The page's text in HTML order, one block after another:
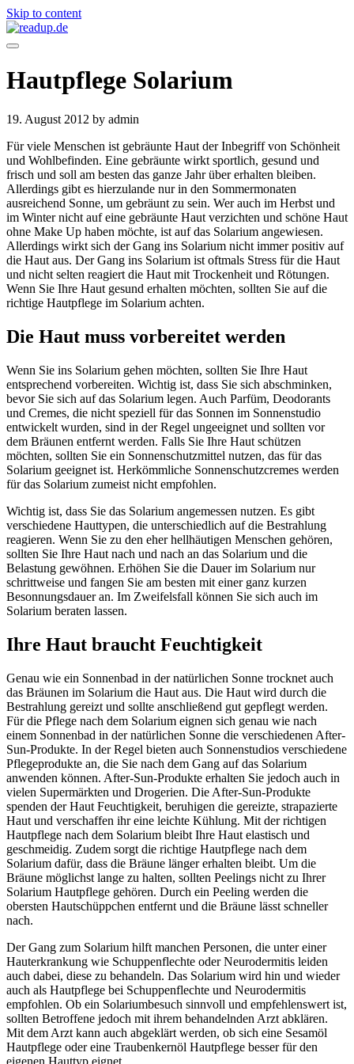
Skip to content
Hautpflege Solarium
19. August 2012 by admin
Für viele Menschen ist gebräunte Haut der Inbegriff von Schönheit
und Wohlbefinden. Eine gebräunte wirkt sportlich, gesund und
frisch und soll am besten das ganze Jahr über erhalten bleiben.
Allerdings gibt es hierzulande nur in den Sommermonaten
ausreichend Sonne, um gebräunt zu sein. Wer auch im Herbst und
im Winter nicht auf eine gebräunte Haut verzichten und schöne Haut
ohne Make Up haben möchte, ist auf das Solarium angewiesen.
Allerdings wirkt sich der Gang ins Solarium nicht immer positiv auf
die Haut aus. Der Gang ins Solarium ist oftmals Stress für die Haut
und nicht selten reagiert die Haut mit Trockenheit und Rötungen.
Wenn Sie Ihre Haut gesund erhalten möchten, sollten Sie auf die
richtige Hautpflege im Solarium achten.
Die Haut muss vorbereitet werden
Wenn Sie ins Solarium gehen möchten, sollten Sie Ihre Haut
entsprechend vorbereiten. Wichtig ist, dass Sie sich abschminken,
bevor Sie sich auf das Solarium legen. Auch Parfüm, Deodorants
und Cremes, die nicht speziell für das Sonnen im Sonnenstudio
entwickelt wurden, sind in der Regel ungeeignet und sollten vor
dem Bräunen entfernt werden. Falls Sie Ihre Haut schützen
möchten, sollten Sie ein Sonnenschutzmittel nutzen, das für das
Solarium geeignet ist. Herkömmliche Sonnenschutzcremes werden
für das Solarium zumeist nicht empfohlen.
Wichtig ist, dass Sie das Solarium angemessen nutzen. Es gibt
verschiedene Hauttypen, die unterschiedlich auf die Bestrahlung
reagieren. Wenn Sie zu den eher hellhäutigen Menschen gehören,
sollten Sie Ihre Haut nach und nach an das Solarium und die
Belastung gewöhnen. Erhöhen Sie die Dauer im Solarium nur
schrittweise und fangen Sie am besten mit einer ganz kurzen
Besonnungsdauer an. Im Zweifelsfall können Sie sich auch im
Solarium beraten lassen.
Ihre Haut braucht Feuchtigkeit
Genau wie ein Sonnenbad in der natürlichen Sonne trocknet auch
das Bräunen im Solarium die Haut aus. Die Haut wird durch die
Bestrahlung gereizt und sollte anschließend gut gepflegt werden.
Für die Pflege nach dem Solarium eignen sich genau wie nach
einem Sonnenbad in der natürlichen Sonne die verschiedenen After-
Sun-Produkte. In der Regel bieten auch Sonnenstudios verschiedene
Pflegeprodukte an, die Sie nach dem Gang auf das Solarium
anwenden können. After-Sun-Produkte erhalten Sie jedoch auch in
vielen Supermärkten und Drogerien. Die After-Sun-Produkte
spenden der Haut Feuchtigkeit, beruhigen die gereizte, strapazierte
Haut und verschaffen ihr eine leichte Kühlung. Mit der richtigen
Hautpflege nach dem Solarium bleibt Ihre Haut elastisch und
geschmeidig. Zudem sorgt die richtige Hautpflege nach dem
Solarium dafür, dass die Bräune länger erhalten bleibt. Um die
Bräune möglichst lange zu halten, sollten Peelings nicht zu Ihrer
Solarium Hautpflege gehören. Durch ein Peeling werden die
obersten Hautschüppchen entfernt und die Bräune lässt schneller
nach.
Der Gang zum Solarium hilft manchen Personen, die unter einer
Hauterkrankung wie Schuppenflechte oder Neurodermitis leiden
auch dabei, diese zu behandeln. Das Solarium wird hin und wieder
auch als Hautpflege bei Schuppenflechte und Neurodermitis
empfohlen. Ob ein Solariumbesuch sinnvoll und empfehlenswert ist,
sollten Betroffene jedoch mit ihrem behandelnden Arzt abklären.
Mit dem Arzt kann auch abgeklärt werden, ob sich eine Sesamöl
Hautpflege oder eine Traubenkernöl Hautpflege besser für den
eigenen Hauttyp eignet.